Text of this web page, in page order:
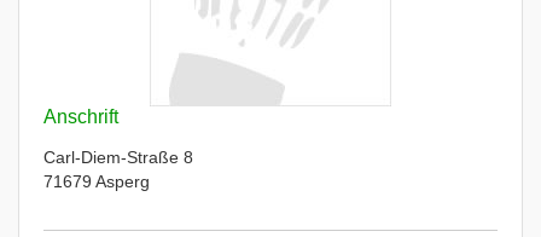
Anschrift
Carl-Diem-Straße 8
71679 Asperg